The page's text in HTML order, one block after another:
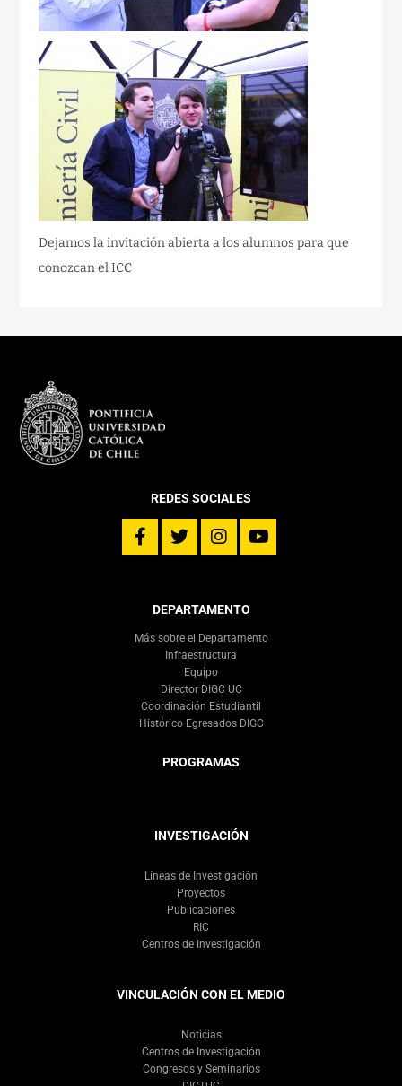
Dejamos la invitación abierta a los alumnos para que
conozcan el ICC
REDES SOCIALES
DEPARTAMENTO
Más sobre el Departamento
Infraestructura
Equipo
Director DIGC UC
Coordinación Estudiantil
Histórico Egresados DIGC
PROGRAMAS
INVESTIGACIÓN
Líneas de Investigación
Proyectos
Publicaciones
RIC
Centros de Investigación
VINCULACIÓN CON EL MEDIO
Noticias
Centros de Investigación
Congresos y Seminarios